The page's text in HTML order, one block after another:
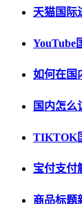
天猫国际
YouTube
如何在国
国内怎么
TIKTOK
宝付支付
商品标题